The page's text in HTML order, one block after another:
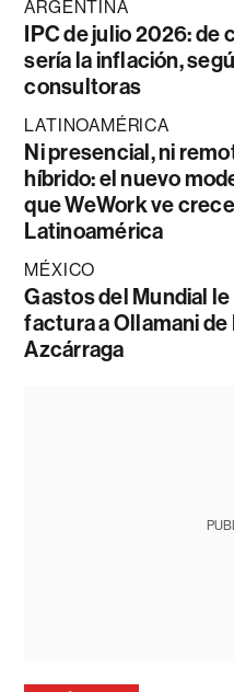
ARGENTINA
IPC de julio 2026: de
sería la inflación,
consultoras
LATINOAMÉRICA
Ni presencial, ni
híbrido: el nuevo
que WeWork ve
Latinoamérica
MÉXICO
Gastos del Mundial le
factura a Ollamani de
Azcárraga